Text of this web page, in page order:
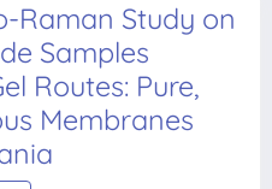
Raman Study on
Samples
Routes: Pure,
Membranes